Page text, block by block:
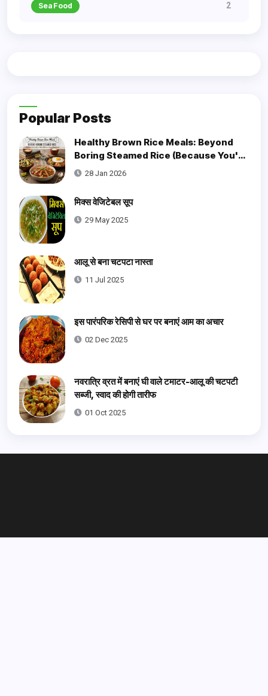
Sea Food 2
Popular Posts
Healthy Brown Rice Meals: Beyond
Boring Steamed Rice (Because You're
Not a Monk Who's Taken a Vow of
28 Jan 2026
मिक्स वेजिटेबल सूप
29 May 2025
आलू से बना चटपटा नास्ता
11 Jul 2025
इस पारंपरिक रेसिपी से घर पर बनाएं आम का अचार
02 Dec 2025
नवरात्रि व्रत में बनाएं घी वाले टमाटर-आलू की चटपटी
सब्जी, स्वाद की होगी तारीफ
01 Oct 2025